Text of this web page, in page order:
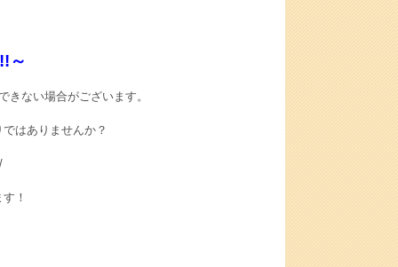
～
ない場合がございます。
はありませんか？
！